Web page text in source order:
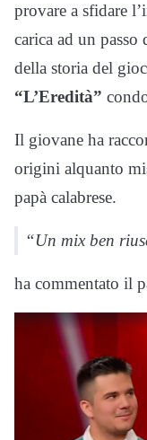
provare a sfidare
carica ad un passo
della storia del
“L’Eredità”
Il giovane ha
origini alquanto
papà calabrese.
“Un mix ben
ha commentato il